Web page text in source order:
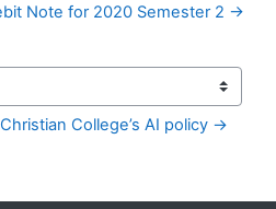
Note for 2020 Semester 2 →
College’s AI policy →